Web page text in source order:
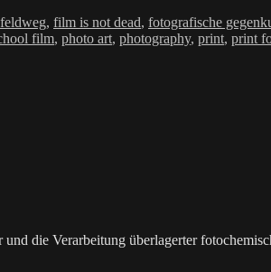
feldweg, film is not dead, fotografische
film, photo art, photography, print, print
die Verarbeitung überlagerter